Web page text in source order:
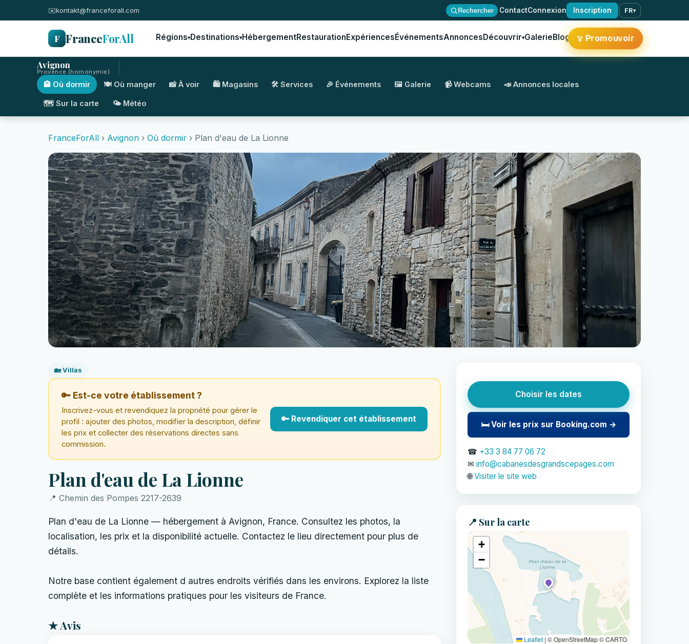
✉️kontakt@franceforall.com Rechercher ·ContactConnexion Inscription FR▾
F FranceForAll Régions▾Destinations▾HébergementRestaurationExpériencesÉvénementsAnnoncesDécouvrir▾GalerieBlog ✨Promouvoir
Avignon
Provence (homonymie)
🏨 Où dormir 🍽️ Où manger 📸 À voir 🛍️ Magasins 🛠️ Services 🎉 Événements 🖼️ Galerie 📹 Webcams 📣 Annonces locales
🗺️ Sur la carte 🌤️ Météo
FranceForAll › Avignon › Où dormir › Plan d'eau de La Lionne
🏡 Villas
🔑 Est-ce votre établissement ?
Inscrivez-vous et revendiquez la propriété pour gérer le
profil : ajouter des photos, modifier la description, définir
les prix et collecter des réservations directes sans
commission.
🔑 Revendiquer cet établissement
Plan d'eau de La Lionne
📍 Chemin des Pompes 2217-2639
Plan d'eau de La Lionne — hébergement à Avignon, France. Consultez les photos, la
localisation, les prix et la disponibilité actuelle. Contactez le lieu directement pour plus de
détails.
Notre base contient également d autres endroits vérifiés dans les environs. Explorez la liste
complète et les informations pratiques pour les visiteurs de France.
★ Avis
Choisir les dates
🛏 Voir les prix sur Booking.com →
☎ +33 3 84 77 06 72
✉ info@cabanesdesgrandscepages.com
🌐Visiter le site web
📍 Sur la carte
+
−
Leaflet | © OpenStreetMap © CARTO